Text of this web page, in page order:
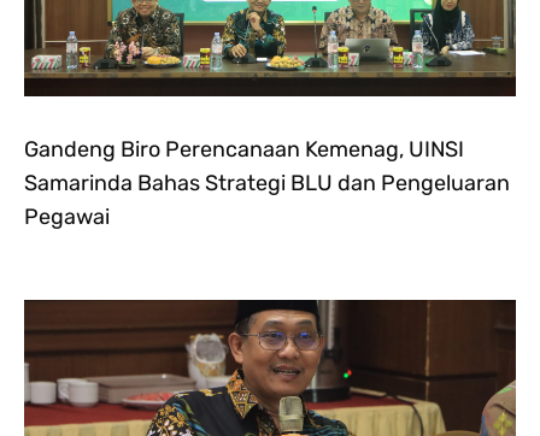
Gandeng Biro Perencanaan Kemenag, UINSI
Samarinda Bahas Strategi BLU dan Pengeluaran
Pegawai